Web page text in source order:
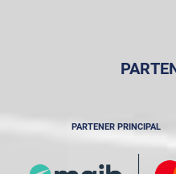
PARTENER PRINCIPAL